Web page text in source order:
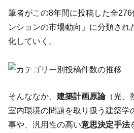
筆者がこの8年間に投稿した全
ンションの市場動向」に分類され
化していく。
そんななか、建築計画原論（光、
室内環境の問題を取り扱う建築学
事や、汎用性の高い意思決定手法